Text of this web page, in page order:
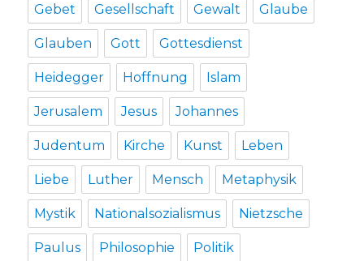
Gebet Gesellschaft Gewalt Glaube
Glauben Gott Gottesdienst
Heidegger Hoffnung Islam
Jerusalem Jesus Johannes
Judentum Kirche Kunst Leben
Liebe Luther Mensch Metaphysik
Mystik Nationalsozialismus Nietzsche
Paulus Philosophie Politik